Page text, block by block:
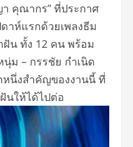
คุณากร” ที่ประกาศ
าห์แรกด้วยเพลงธีม
ฝัน ทั้ง 12 คน พร้อม
นุ่ม – กรรชัย กำเนิด
หนึ่งสำคัญของงานนี้ ที่
นให้ได้ไปต่อ